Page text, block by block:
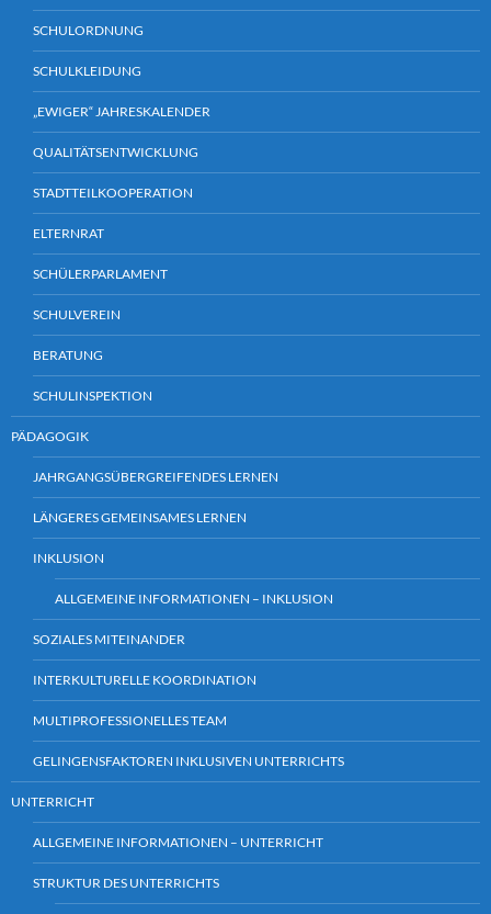
SCHULORDNUNG
SCHULKLEIDUNG
„EWIGER“ JAHRESKALENDER
QUALITÄTSENTWICKLUNG
STADTTEILKOOPERATION
ELTERNRAT
SCHÜLERPARLAMENT
SCHULVEREIN
BERATUNG
SCHULINSPEKTION
PÄDAGOGIK
JAHRGANGSÜBERGREIFENDES LERNEN
LÄNGERES GEMEINSAMES LERNEN
INKLUSION
ALLGEMEINE INFORMATIONEN – INKLUSION
SOZIALES MITEINANDER
INTERKULTURELLE KOORDINATION
MULTIPROFESSIONELLES TEAM
GELINGENSFAKTOREN INKLUSIVEN UNTERRICHTS
UNTERRICHT
ALLGEMEINE INFORMATIONEN – UNTERRICHT
STRUKTUR DES UNTERRICHTS